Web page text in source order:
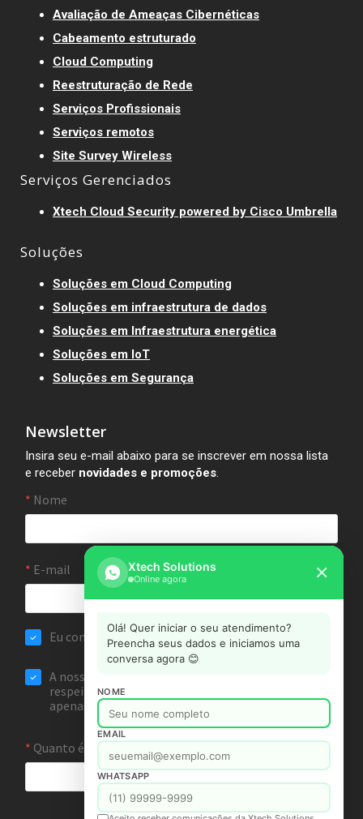
Avaliação de Ameaças Cibernéticas
Cabeamento estruturado
Cloud Computing
Reestruturação de Rede
Serviços Profissionais
Serviços remotos
Site Survey Wireless
Serviços Gerenciados
Xtech Cloud Security powered by Cisco Umbrella
Soluções
Soluções em Cloud Computing
Soluções em infraestrutura de dados
Soluções em Infraestrutura energética
Soluções em IoT
Soluções em Segurança
Newsletter
Insira seu e-mail abaixo para se inscrever em nossa lista
e receber novidades e promoções
Xtech Solutions
Online agora ✕
Olá! Quer iniciar o seu atendimento?
Preencha seus dados e iniciamos uma
conversa agora 😊
NOME
EMAIL
WHATSAPP